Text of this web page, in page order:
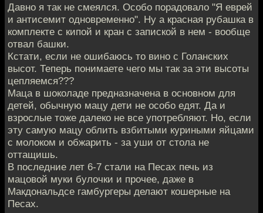
Давно я так не смеялся. Особо порадовало "Я еврей
и антисемит одновременно". Ну а красная рубашка в
комплекте с кипой и кран с запиской в нем - вообще
отвал башки.
Кстати, если не ошибаюсь то вино с Голанских
высот. Теперь понимаете чего мы так за эти высоты
цепляемся???
Маца в шоколаде предназначена в основном для
детей, обычную мацу дети не особо едят. Да и
взрослые тоже далеко не все употребляют. Но, если
эту самую мацу облить взбитыми куриными яйцами
с молоком и обжарить - за уши от стола не
оттащишь.
В последние лет 6-7 стали на Песах печь из
мацовой муки булочки и прочее, даже в
Макдональдсе гамбургеры делают кошерные на
Песах.